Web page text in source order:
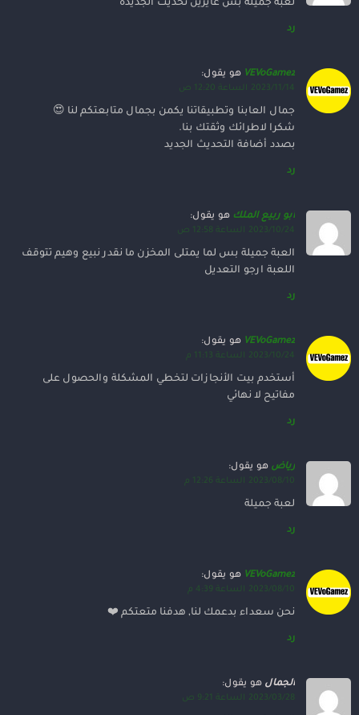
لعبة جميلة بس عايزين تحديث الجديدة
رد
VEVoGamez هو يقول:
2023/11/14 الساعة 12:20 ص
جمال العابنا وتطبيقاتنا يكمن بجمال متابعتكم لنا 😍
شكرا لاطرائك وثقتك بنا.
بصدد أضافة التحديث الجديد
رد
أبو ربيع الملك هو يقول:
2023/10/24 الساعة 12:58 ص
العبة جميلة بس لما يمتلى المخزن ما نقدر نبيع وهيم تتوقف
اللعبة ارجو التعديل
رد
VEVoGamez هو يقول:
2023/10/24 الساعة 11:13 م
أستخدم بيت الأنجازات لتخطي المشكلة والحصول على
مفاتيح لا نهائي
رد
رياض هو يقول:
2023/08/10 الساعة 12:26 م
لعبة جميلة
رد
VEVoGamez هو يقول:
2023/08/10 الساعة 4:39 م
نحن سعداء بدعمك لنا, هدفنا متعتكم ❤️
رد
الجمال هو يقول:
2023/03/28 الساعة 9:21 ص